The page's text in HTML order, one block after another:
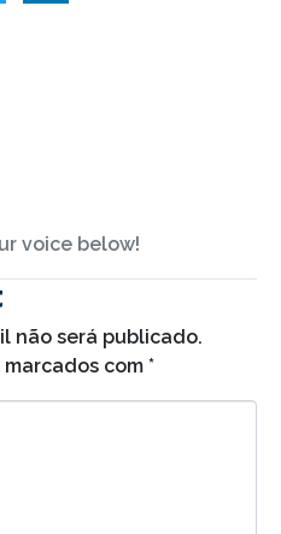
voice below!
não será publicado.
com *